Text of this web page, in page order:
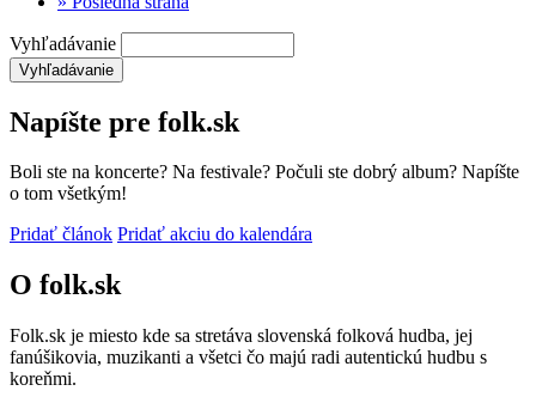
Vyhľadávanie
Napíšte pre folk.sk
Boli ste na koncerte? Na festivale? Počuli ste dobrý album? Napíšte
o tom všetkým!
Pridať článok Pridať akciu do kalendára
O folk.sk
Folk.sk je miesto kde sa stretáva slovenská folková hudba, jej
fanúšikovia, muzikanti a všetci čo majú radi autentickú hudbu s
koreňmi.